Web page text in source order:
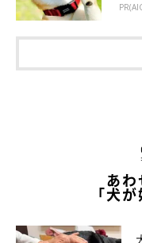
そして、父に寄り添う
見て来たけれど、犬で
た。
あわ
「犬